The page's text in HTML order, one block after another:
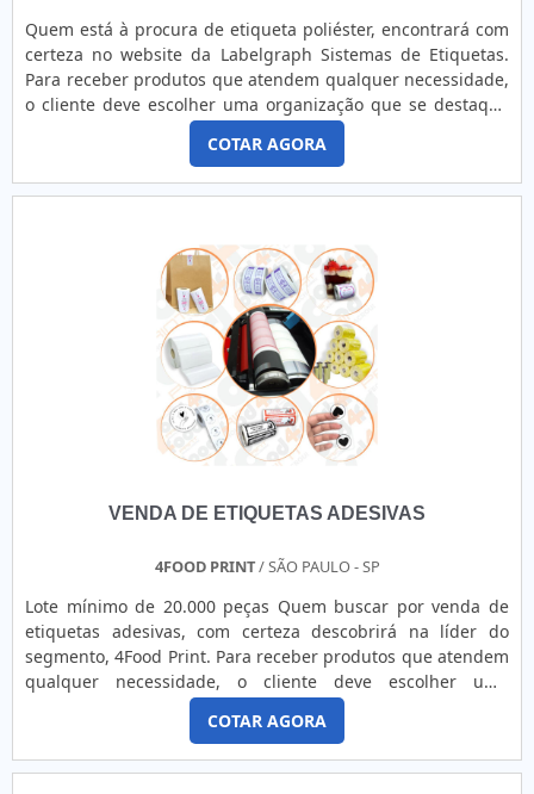
Quem está à procura de etiqueta poliéster, encontrará com
certeza no website da Labelgraph Sistemas de Etiquetas.
Para receber produtos que atendem qualquer necessidade,
o cliente deve escolher uma organização que se destaque
por um bom suporte pré-venda e tenha ampla experiência
no ramo.Quando a temática é etiqueta poliéster, com os
profissionais especializados da Labelgraph Sistemas de
Etiquetas o cliente obterá assertividade e divers...
COTAR AGORA
VENDA DE ETIQUETAS ADESIVAS
4FOOD PRINT/ SÃO PAULO - SP
Lote mínimo de 20.000 peças Quem buscar por venda de
etiquetas adesivas, com certeza descobrirá na líder do
segmento, 4Food Print. Para receber produtos que atendem
qualquer necessidade, o cliente deve escolher uma
organização que se destaque por um bom suporte pré-
venda e tenha ampla experiência no ramo.Quando a
temática é venda de etiquetas adesivas, com a melhor mão
de obra da 4Food Print o cliente obterá assertividade e
COTAR AGORA